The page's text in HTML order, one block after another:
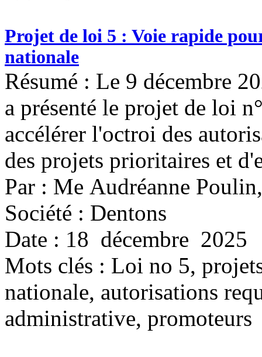
Projet de loi 5 : Voie rapide
nationale
Résumé : Le 9 décembre
a présenté le projet de loi
accélérer l'octroi des
des projets prioritaires et
Par : Me Audréanne
Société : Dentons
Date : 18 décembre 2025
Mots clés : Loi no 5,
nationale, autorisations
administrative, promoteurs